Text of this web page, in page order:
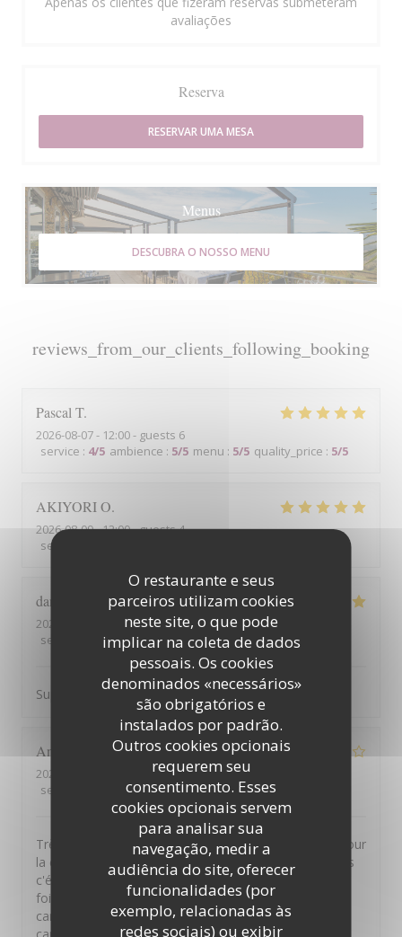
O restaurante e seus
parceiros utilizam cookies
neste site, o que pode
implicar na coleta de dados
pessoais. Os cookies
denominados «necessários»
são obrigatórios e
instalados por padrão.
Outros cookies opcionais
requerem seu
consentimento. Esses
cookies opcionais servem
para analisar sua
navegação, medir a
audiência do site, oferecer
funcionalidades (por
exemplo, relacionadas às
redes sociais) ou exibir
reviews_from_our_clients_following_booking
Pascal T
2026-08-07- 12:00 - guests 6
service : 4/5 ambience : 5/5 menu : 5/5 quality_price : 5/5
AKIYORIO
2026-08-09- 12:00 - guests 4
service
dan
2026-08-06
- 19:30 - guests 3
service
/5 ambience :5/5 menu: 5/5 quality_price
Super panorama . Service soigné on y mange bien :)
Anthony
2026-08-05
- 19:30 - guests 2
service
ambience:5/5 menu:3 /5 quality_price
Très belle vue. Personnel agréable. Service efficace. Pour
la cuisine cependant pas vraiment de fausse note mais
c'était pas extraordinaire pour le tarif annoncé. Entree:
foie gras, pain brioché bon. Mais pas généreux. Plat:
canard trop cuit, sauce au poivrons, trop puissante. Le
avaliações
Reserva
RESERVAR UMA MESA
Menus
DESCUBRA O NOSSO MENU